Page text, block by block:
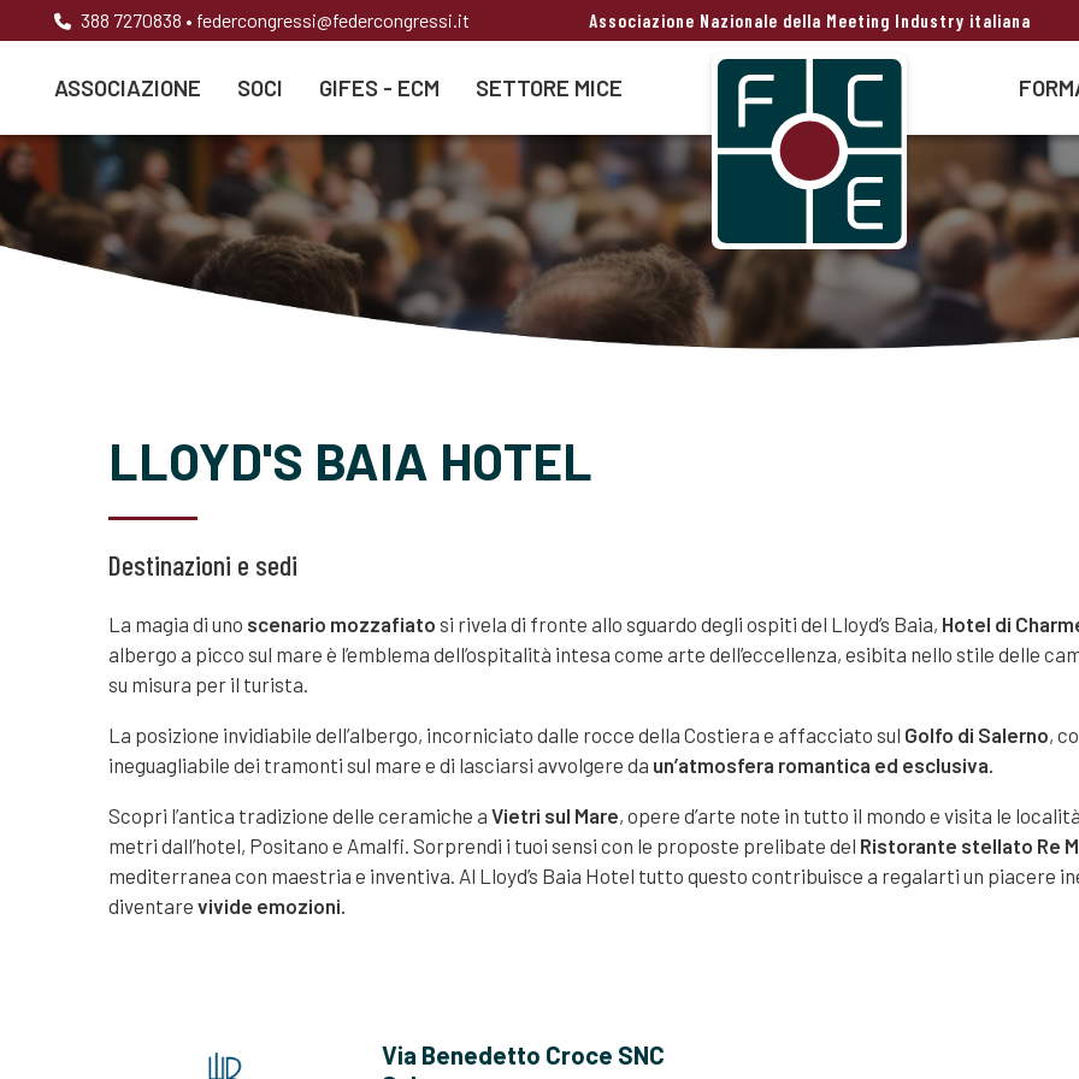
388 7270838 • federcongressi@federcongressi.it Associazione Nazionale della Meeting Industry italiana
ASSOCIAZIONE SOCI GIFES - ECM SETTORE MICE
LLOYD'S BAIA HOTEL
Destinazioni e sedi
La magia di uno scenario mozzafiato si rivela di fronte allo sguardo degli ospiti del Lloyd’s Baia, Hotel di
albergo a picco sul mare è l’emblema dell’ospitalità intesa come arte dell’eccellenza, esibita nello stile delle
su misura per il turista.
La posizione invidiabile dell’albergo, incorniciato dalle rocce della Costiera e affacciato sul Golfo di Salerno,
ineguagliabile dei tramonti sul mare e di lasciarsi avvolgere da un’atmosfera romantica ed esclusiva.
Scopri l’antica tradizione delle ceramiche a Vietri sul Mare, opere d’arte note in tutto il mondo e visita le
metri dall’hotel, Positano e Amalfi. Sorprendi i tuoi sensi con le proposte prelibate del Ristorante stellato Re
mediterranea con maestria e inventiva. Al Lloyd’s Baia Hotel tutto questo contribuisce a regalarti un piacere
diventare vivide emozioni.
Via Benedetto Croce SNC